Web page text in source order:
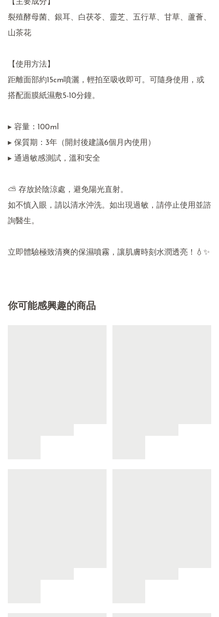
【主要成分】
裂殖酵母菌、銀耳、白茯苓、靈芝、五行草、甘草、蘆薈、
山茶花
【使用方法】
距離面部約15cm噴灑，輕拍至吸收即可。可隨身使用，或
搭配面膜紙濕敷5-10分鐘。
▸ 容量：100ml
▸ 保質期：3年（開封後建議6個月內使用）
▸ 通過敏感測試，溫和安全
⛅ 存放於陰涼處，避免陽光直射。
如不慎入眼，請以清水沖洗。如出現過敏，請停止使用並諮
詢醫生。
立即體驗極致清爽的保濕噴霧，讓肌膚時刻水潤透亮！💧✨
你可能感興趣的商品